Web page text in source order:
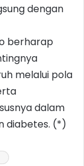
dengan
berharap
melalui pola
dalam
diabetes. (*)